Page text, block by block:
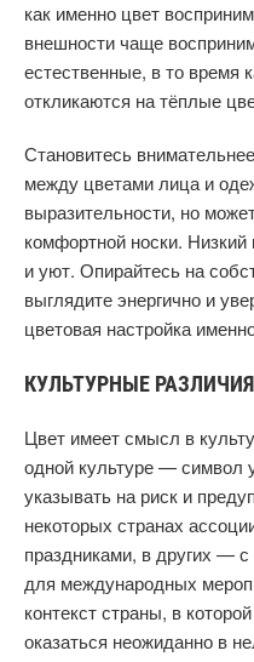
как именно цвет
внешности чаще
естественные, в то время
откликаются на тёплые
Становитесь
между цветами лица и
выразительности, но
комфортной носки. Низкий
и уют. Опирайтесь на
выглядите энергично и
цветовая настройка
КУЛЬТУРНЫЕ
Цвет имеет смысл в
одной культуре — символ
указывать на риск и
некоторых странах
праздниками, в других —
для международных
контекст страны, в
оказаться неожиданно в